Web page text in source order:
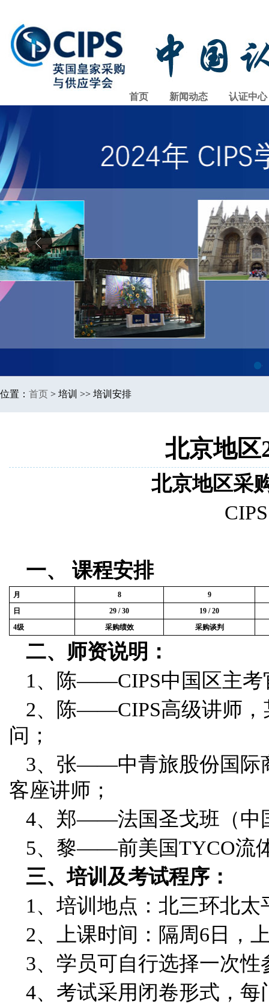
首页 新闻动态 认证中心
1
位置： 首页 > 培训 >> 培训安排
北京地区
北京地区采
一、 课程安排
月 8
9
日
29 / 30
19 / 20
4级 采购绩效 采购谈判
二、师资说明：
1、陈——CIPS中国区主考
2、陈——CIPS高级讲师，
问；
3、张——中青旅股份国际
客座讲师；
4、郑——法国圣戈班（中
5、黎——前美国TYCO流
三、培训及考试程序：
1、培训地点：北三环北
2、上课时间：隔周6日，
3、学员可自行选择一次
4、考试采用闭卷形式，